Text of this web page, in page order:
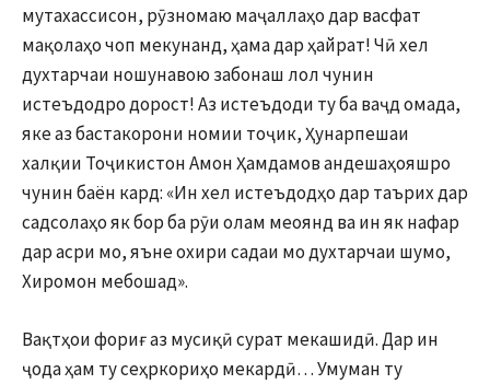
мутахассисон, рӯзномаю маҷаллаҳо дар васфат
мақолаҳо чоп мекунанд, ҳама дар ҳайрат! Чӣ хел
духтарчаи ношунавою забонаш лол чунин
истеъдодро дорост! Аз истеъдоди ту ба ваҷд омада,
яке аз бастакорони номии тоҷик, Ҳунарпешаи
халқии Тоҷикистон Амон Ҳамдамов андешаҳояшро
чунин баён кард: «Ин хел истеъдодҳо дар таърих дар
садсолаҳо як бор ба рӯи олам меоянд ва ин як нафар
дар асри мо, яъне охири садаи мо духтарчаи шумо,
Хиромон мебошад».
Вақтҳои фориғ аз мусиқӣ сурат мекашидӣ. Дар ин
ҷода ҳам ту сеҳркориҳо мекардӣ… Умуман ту